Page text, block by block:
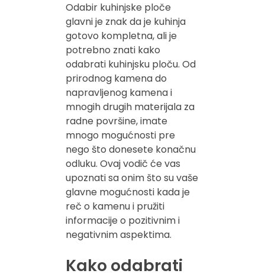
Odabir kuhinjske ploče
glavni je znak da je kuhinja
gotovo kompletna, ali je
potrebno znati kako
odabrati kuhinjsku ploču. Od
prirodnog kamena do
napravljenog kamena i
mnogih drugih materijala za
radne površine, imate
mnogo mogućnosti pre
nego što donesete konačnu
odluku. Ovaj vodič će vas
upoznati sa onim što su vaše
glavne mogućnosti kada je
reč o kamenu i pružiti
informacije o pozitivnim i
negativnim aspektima.
Kako odabrati